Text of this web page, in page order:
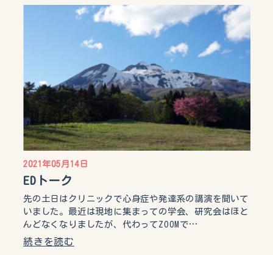
2021年05月14日
EDトーク
先の土日はクリニックで心身症や発達系の講演を聞いて
いました。最近は現地に集まっての学会、研究会はほと
んどなくなりましたが、代わってZOOMで…
続きを読む